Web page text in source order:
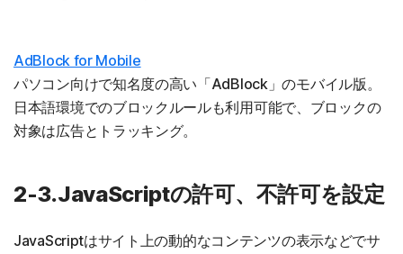
AdBlock for Mobile
パソコン向けで知名度の高い「AdBlock」のモバイル版。
日本語環境でのブロックルールも利用可能で、ブロックの
対象は広告とトラッキング。
2-3.JavaScriptの許可、不許可を設定
JavaScriptはサイト上の動的なコンテンツの表示などでサ